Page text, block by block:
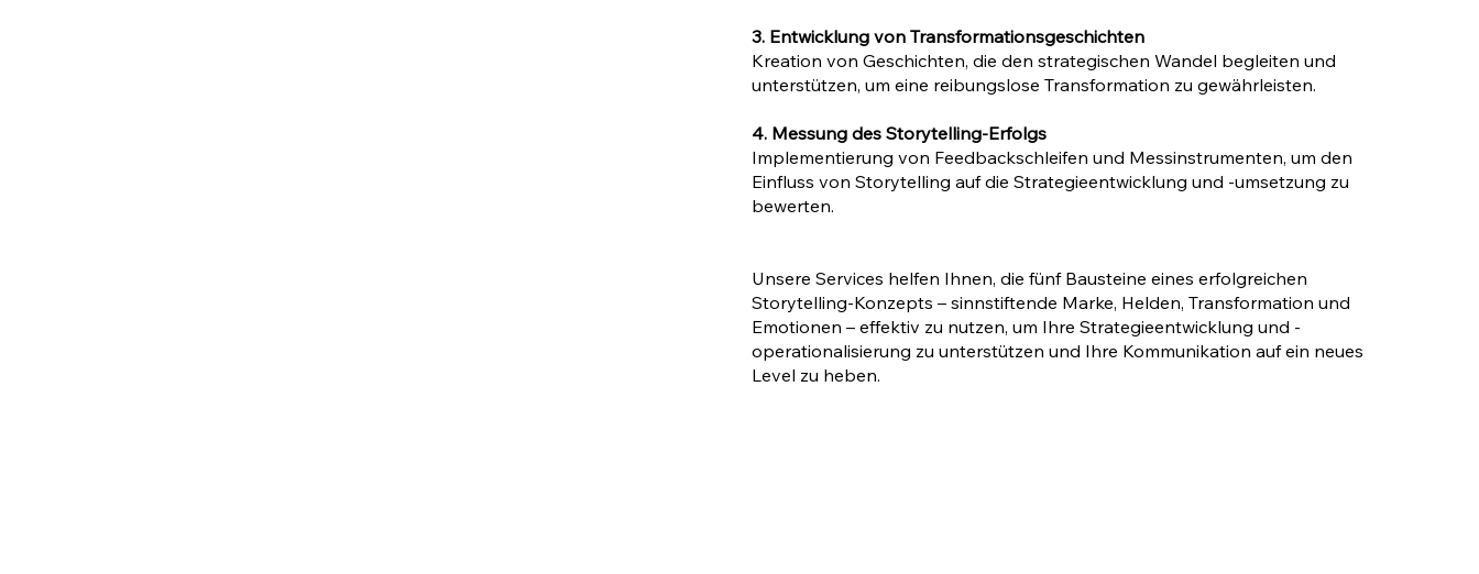
3. Entwicklung von Transformationsgeschichten
Kreation von Geschichten, die den strategischen Wandel begleiten und
unterstützen, um eine reibungslose Transformation zu gewährleisten.
4. Messung des Storytelling-Erfolgs
Implementierung von Feedbackschleifen und Messinstrumenten, um den
Einfluss von Storytelling auf die Strategieentwicklung und -umsetzung zu
bewerten.
Unsere Services helfen Ihnen, die fünf Bausteine eines erfolgreichen
Storytelling-Konzepts – sinnstiftende Marke, Helden, Transformation und
Emotionen – effektiv zu nutzen, um Ihre Strategieentwicklung und -
operationalisierung zu unterstützen und Ihre Kommunikation auf ein neues
Level zu heben.